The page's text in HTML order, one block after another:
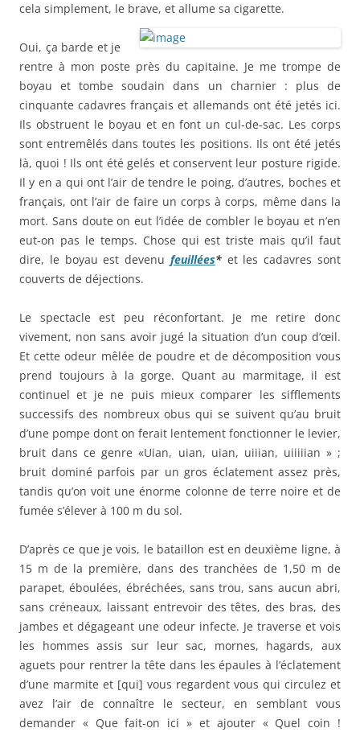
cela simplement, le brave, et allume sa cigarette.
Oui, ça barde et je
rentre à mon poste près du capitaine. Je me trompe de
boyau et tombe soudain dans un charnier : plus de
cinquante cadavres français et allemands ont été jetés ici.
Ils obstruent le boyau et en font un cul-de-sac. Les corps
sont entremêlés dans toutes les positions. Ils ont été jetés
là, quoi ! Ils ont été gelés et conservent leur posture rigide.
Il y en a qui ont l’air de tendre le poing, d’autres, boches et
français, ont l’air de faire un corps à corps, même dans la
mort. Sans doute on eut l’idée de combler le boyau et n’en
eut-on pas le temps. Chose qui est triste mais qu’il faut
dire, le boyau est devenu feuillées* et les cadavres sont
couverts de déjections.
Le spectacle est peu réconfortant. Je me retire donc
vivement, non sans avoir jugé la situation d’un coup d’œil.
Et cette odeur mêlée de poudre et de décomposition vous
prend toujours à la gorge. Quant au marmitage, il est
continuel et je ne puis mieux comparer les sifflements
successifs des nombreux obus qui se suivent qu’au bruit
d’une pompe dont on ferait lentement fonctionner le levier,
bruit dans ce genre «Uian, uian, uian, uiiian, uiiiiian » ;
bruit dominé parfois par un gros éclatement assez près,
tandis qu’on voit une énorme colonne de terre noire et de
fumée s’élever à 100 m du sol.
D’après ce que je vois, le bataillon est en deuxième ligne, à
15 m de la première, dans des tranchées de 1,50 m de
parapet, éboulées, ébréchées, sans trou, sans aucun abri,
sans créneaux, laissant entrevoir des têtes, des bras, des
jambes et dégageant une odeur infecte. Je traverse et vois
les hommes assis sur leur sac, mornes, hagards, aux
aguets pour rentrer la tête dans les épaules à l’éclatement
d’une marmite et [qui] vous regardent vous qui circulez et
avez l’air de connaître le secteur, en semblant vous
demander « Que fait-on ici » et ajouter « Quel coin !